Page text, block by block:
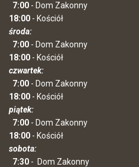
7:00 - Dom Zakonny
18:00 - Kościół
środa:
7:00 - Dom Zakonny
18:00 - Kościół
czwartek:
7:00 - Dom Zakonny
18:00 - Kościół
piątek:
7:00 - Dom Zakonny
18:00 - Kościół
sobota:
7:30 - Dom Zakonny